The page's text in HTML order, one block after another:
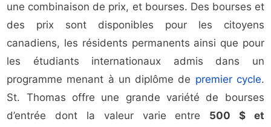
une combinaison de prix, et bourses. Des bourses et
des prix sont disponibles pour les citoyens
canadiens, les résidents permanents ainsi que pour
les étudiants internationaux admis dans un
programme menant à un diplôme de premier cycle.
St. Thomas offre une grande variété de bourses
d’entrée dont la valeur varie entre 500 $ et